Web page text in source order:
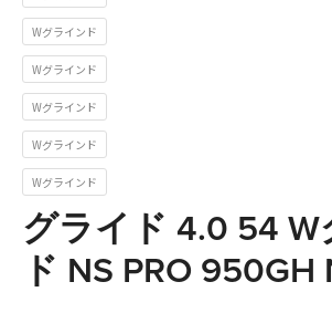
グライド 4.0 54
ド NS PRO 950GH
Wグラインド
Wグラインド
Wグラインド
Wグラインド
Wグラインド